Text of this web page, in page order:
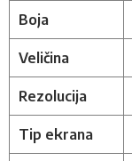
Boja
Veličina
Rezolucija
Tip ekrana